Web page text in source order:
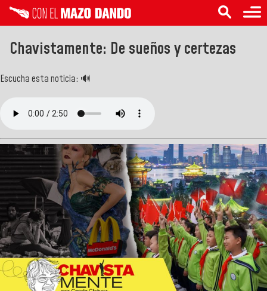
Chavistamente: De sueños y certezas
Escucha esta noticia: 🔊